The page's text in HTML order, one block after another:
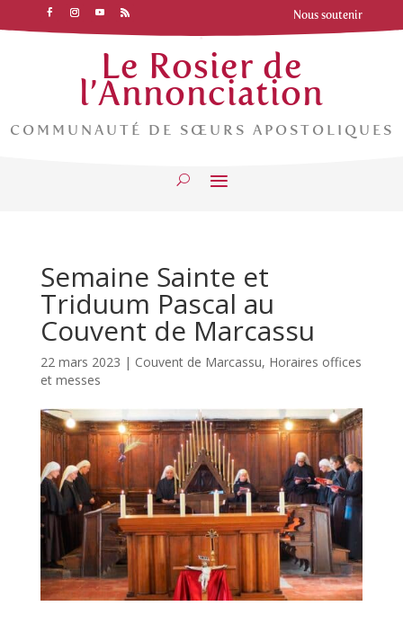
Nous soutenir
Le Rosier de
l’Annonciation
COMMUNAUTÉ DE SŒURS APOSTOLIQUES
Semaine Sainte et
Triduum Pascal au
Couvent de Marcassu
22 mars 2023 | Couvent de Marcassu, Horaires offices
et messes